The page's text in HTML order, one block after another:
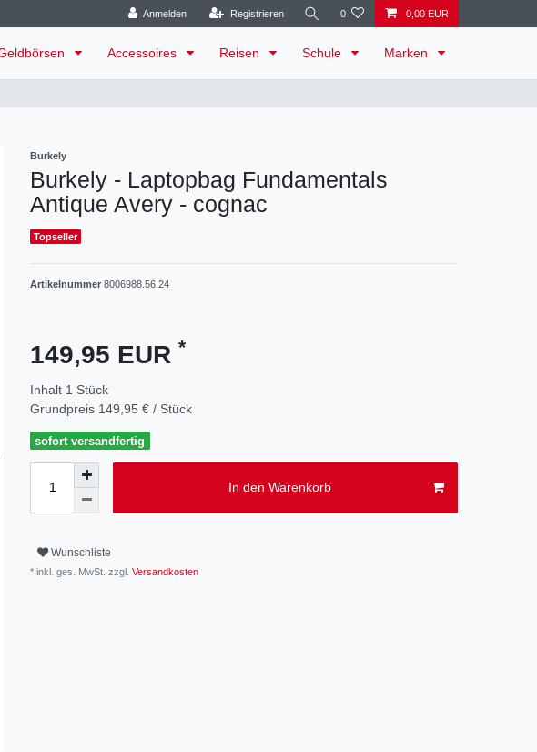
Anmelden Registrieren 0 0,00 EUR
Accessoires Reisen Schule Marken
Burkely
Burkely - Laptopbag Fundamentals
Antique Avery - cognac
Topseller
Artikelnummer 8006988.56.24
149,95 EUR *
Inhalt 1 Stück
Grundpreis 149,95 € / Stück
sofort versandfertig
In den Warenkorb
Wunschliste
* inkl. ges. MwSt. zzgl. Versandkosten